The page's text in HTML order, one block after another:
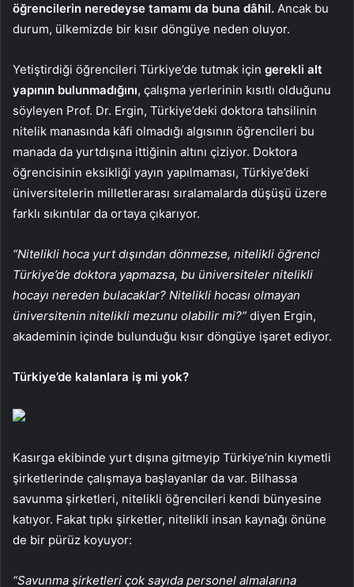
öğrencilerin neredeyse tamamı da buna dâhil. Ancak bu
durum, ülkemizde bir kısır döngüye neden oluyor.
Yetiştirdiği öğrencileri Türkiye’de tutmak için gerekli alt
yapının bulunmadığını, çalışma yerlerinin kısıtlı olduğunu
söyleyen Prof. Dr. Ergin, Türkiye’deki doktora tahsilinin
nitelik manasında kâfi olmadığı algısının öğrencileri bu
manada da yurtdışına ittiğinin altını çiziyor. Doktora
öğrencisinin eksikliği yayın yapılmaması, Türkiye’deki
üniversitelerin milletlerarası sıralamalarda düşüşü üzere
farklı sıkıntılar da ortaya çıkarıyor.
“Nitelikli hoca yurt dışından dönmezse, nitelikli öğrenci
Türkiye’de doktora yapmazsa, bu üniversiteler nitelikli
hocayı nereden bulacaklar? Nitelikli hocası olmayan
üniversitenin nitelikli mezunu olabilir mi?” diyen Ergin,
akademinin içinde bulunduğu kısır döngüye işaret ediyor.
Türkiye’de kalanlara iş mi yok?
Kasırga ekibinde yurt dışına gitmeyip Türkiye’nin kıymetli
şirketlerinde çalışmaya başlayanlar da var. Bilhassa
savunma şirketleri, nitelikli öğrencileri kendi bünyesine
katıyor. Fakat tıpkı şirketler, nitelikli insan kaynağı önüne
de bir pürüz koyuyor:
“Savunma şirketleri çok sayıda personel almalarına